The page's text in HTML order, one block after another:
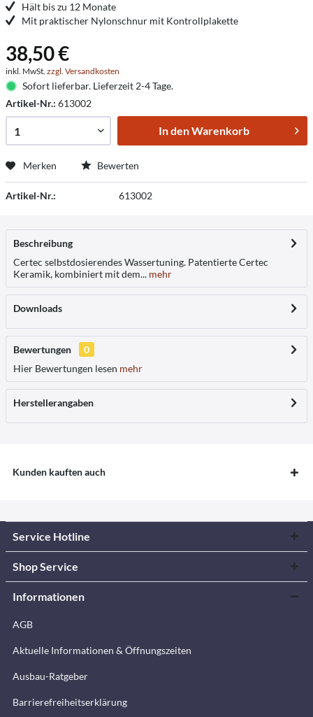
Hält bis zu 12 Monate
Mit praktischer Nylonschnur mit Kontrollplakette
38,50 €
inkl. MwSt. zzgl. Versandkosten
Sofort lieferbar. Lieferzeit 2-4 Tage.
Artikel-Nr.: 613002
In denWarenkorb
Merken Bewerten
Artikel-Nr.: 613002
Beschreibung
Certec selbstdosierendes Wassertuning. Patentierte Certec
Keramik, kombiniert mit dem... mehr
Downloads
Bewertungen
0
Hier Bewertungen lesen mehr
Herstellerangaben
Kunden kauften auch
Service Hotline
Shop Service
Informationen
AGB
Aktuelle Informationen & Öffnungszeiten
Ausbau-Ratgeber
Barrierefreiheitserklärung